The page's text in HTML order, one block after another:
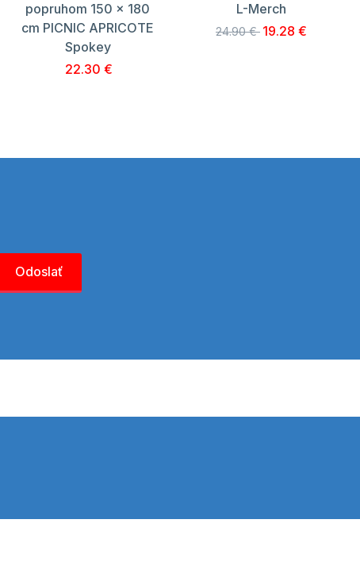
popruhom 150 x 180
cm PICNIC APRICOTE
Spokey
22.30 €
L-Merch
24.90 € 19.28 €